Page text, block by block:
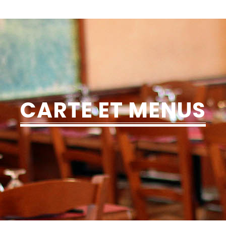
CARTE ET MENUS